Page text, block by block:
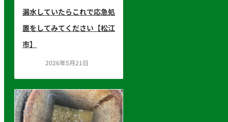
漏水していたらこれで応急処
置をしてみてください【松江
市】
2026年5月21日